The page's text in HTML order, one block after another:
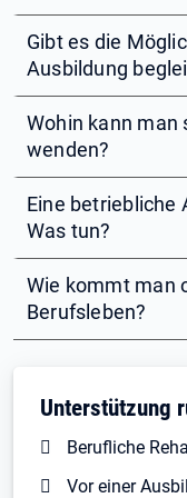
Gibt es die
Ausbildung
Wohin kann man
wenden?
Eine betriebliche
Was tun?
Wie kommt man
Berufsleben?
Unterstützung
Berufliche
Vor einer